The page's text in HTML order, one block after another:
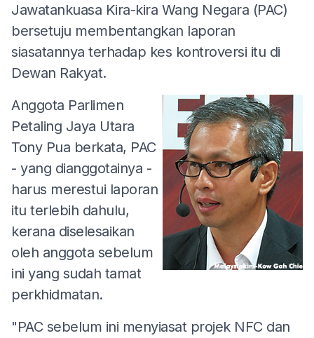
Jawatankuasa Kira-kira Wang Negara (PAC)
bersetuju membentangkan laporan
siasatannya terhadap kes kontroversi itu di
Dewan Rakyat.
Anggota Parlimen
Petaling Jaya Utara
Tony Pua berkata, PAC
- yang dianggotainya -
harus merestui laporan
itu terlebih dahulu,
kerana diselesaikan
oleh anggota sebelum
ini yang sudah tamat
perkhidmatan.
"PAC sebelum ini menyiasat projek NFC dan